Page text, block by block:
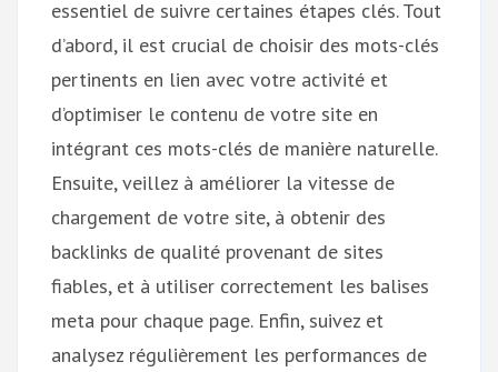
essentiel de suivre certaines étapes clés. Tout
d’abord, il est crucial de choisir des mots-clés
pertinents en lien avec votre activité et
d’optimiser le contenu de votre site en
intégrant ces mots-clés de manière naturelle.
Ensuite, veillez à améliorer la vitesse de
chargement de votre site, à obtenir des
backlinks de qualité provenant de sites
fiables, et à utiliser correctement les balises
meta pour chaque page. Enfin, suivez et
analysez régulièrement les performances de